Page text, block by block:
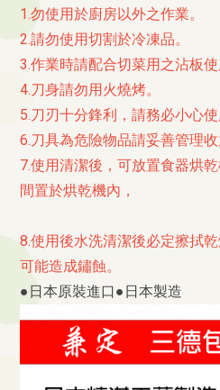
1.勿使用於廚房以外之作業。
2.請勿使用切割於冷凍品。
3.作業時請配合切菜用之沾板使
4.刀身請勿用火燒烤。
5.刀刃十分鋒利，請務必小心使
6.刀具為危險物品請妥善管理
7.使用清潔後，可放置食器烘
間置於烘乾機內，
8.使用後水洗清潔後必定擦拭
可能造成鏽蝕。
●日本原裝進口●日本製造